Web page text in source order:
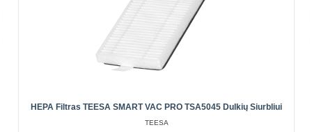
PRODUKTAS J
valymo robotą ir jūsų namuose gyvena augintinis,
apsirūpinkite specialiu šepečiu, pagamintu iš lanksčios
HEPA Filtras TEESA SMART VAC PRO TSA5045 Dulkių Siurbliui
TEESA